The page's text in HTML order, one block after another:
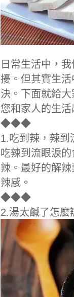
日常生活中，
擾。但其實生
決。下面就給
您和家人的生活
◆◆◆
1.吃到辣，辣到
吃辣到流眼淚
辣。最好的解
辣感。
◆◆◆
2.湯太鹹了怎麼